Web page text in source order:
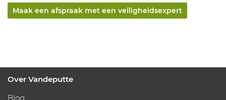
Maak een afspraak met een veiligheidsexpert
Over Vandeputte
Blog